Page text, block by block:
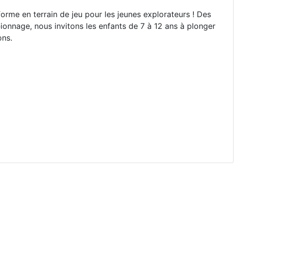
en terrain de jeu pour les jeunes explorateurs ! Des
nous invitons les enfants de 7 à 12 ans à plonger